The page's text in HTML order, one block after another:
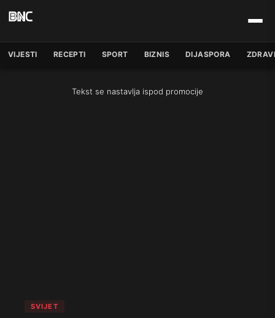
VIJESTI RECEPTI SPORT BIZNIS DIJASPORA
Tekst se nastavlja ispod promocije
SVIJET